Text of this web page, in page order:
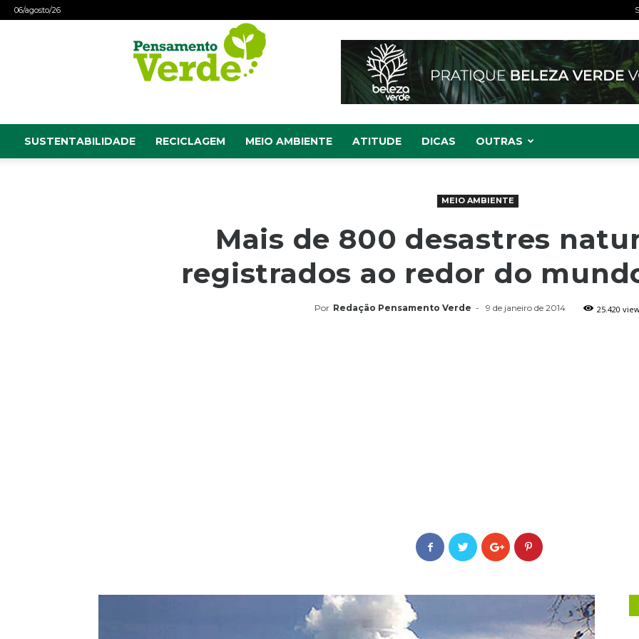
06/agosto/26
SUSTENTABILIDADE RECICLAGEM MEIO AMBIENTE ATITUDE DICAS OUTRAS
MEIO AMBIENTE
Mais de 800 desastres
registrados ao redor do
Por Redação Pensamento Verde - 9 de janeiro de 2014 25.420